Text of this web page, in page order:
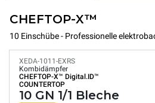
CHEFTOP-X™
10 Einschübe - Professionelle
XEDA-1011-EXRS
Kombidämpfer
CHEFTOP-X™ Digital.ID™
COUNTERTOP
10 GN 1/1 Bleche